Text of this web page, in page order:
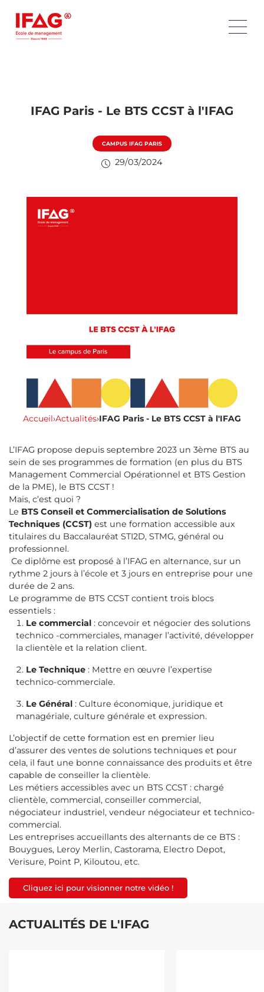
IFAG Paris - Le BTS CCST à l'IFAG
CAMPUS IFAG PARIS
29/03/2024
Accueil›Actualités›IFAG Paris - Le BTS CCST à l'IFAG
L’IFAG propose depuis septembre 2023 un 3ème BTS au
sein de ses programmes de formation (en plus du BTS
Management Commercial Opérationnel et BTS Gestion
de la PME), le BTS CCST !
Mais, c’est quoi ?
Le BTS Conseil et Commercialisation de Solutions
Techniques (CCST) est une formation accessible aux
titulaires du Baccalauréat STI2D, STMG, général ou
professionnel.
Ce diplôme est proposé à l’IFAG en alternance, sur un
rythme 2 jours à l’école et 3 jours en entreprise pour une
durée de 2 ans.
Le programme de BTS CCST contient trois blocs
essentiels :
Le commercial : concevoir et négocier des solutions
technico -commerciales, manager l’activité, développer
la clientèle et la relation client.
Le Technique : Mettre en œuvre l’expertise
technico-commerciale.
Le Général : Culture économique, juridique et
managériale, culture générale et expression.
L’objectif de cette formation est en premier lieu
d’assurer des ventes de solutions techniques et pour
cela, il faut une bonne connaissance des produits et être
capable de conseiller la clientèle.
Les métiers accessibles avec un BTS CCST : chargé
clientèle, commercial, conseiller commercial,
négociateur industriel, vendeur négociateur et technico-
commercial.
Les entreprises accueillants des alternants de ce BTS :
Bouygues, Leroy Merlin, Castorama, Electro Depot,
Verisure, Point P, Kiloutou, etc.
Cliquez ici pour visionner notre vidéo !
ACTUALITÉS DE L'IFAG